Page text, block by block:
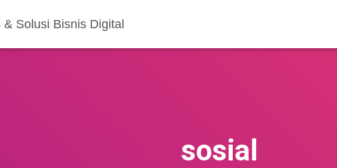
Solusi Bisnis Digital
sosial